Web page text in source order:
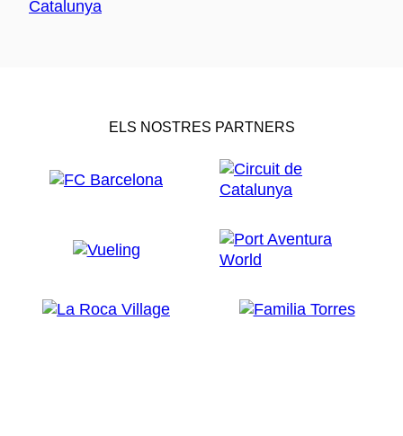
ELS NOSTRES PARTNERS